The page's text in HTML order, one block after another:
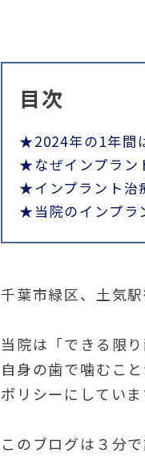
目次
★2024年の1年間
★なぜインプラン
★インプラント治
★当院のインプラ
千葉市緑区、土気
当院は「できる限
自身の歯で噛むこ
ポリシーにしていま
このブログは３分で